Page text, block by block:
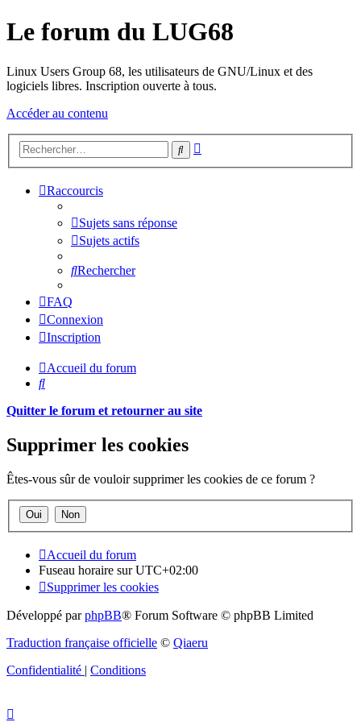
Le forum du LUG68
Linux Users Group 68, les utilisateurs de GNU/Linux et des
logiciels libres. Inscription ouverte à tous.
Accéder au contenu
Rechercher
Raccourcis
Sujets sans réponse
Sujets actifs
Rechercher
FAQ
Connexion
Inscription
Accueil du forum
Rechercher
Quitter le forum et retourner au site
Supprimer les cookies
Êtes-vous sûr de vouloir supprimer les cookies de ce forum ?
Accueil du forum
Fuseau horaire surUTC+02:00
Supprimer les cookies
Développé parphpBB® Forum Software © phpBB Limited
Traduction française officielle © Qiaeru
Confidentialité | Conditions